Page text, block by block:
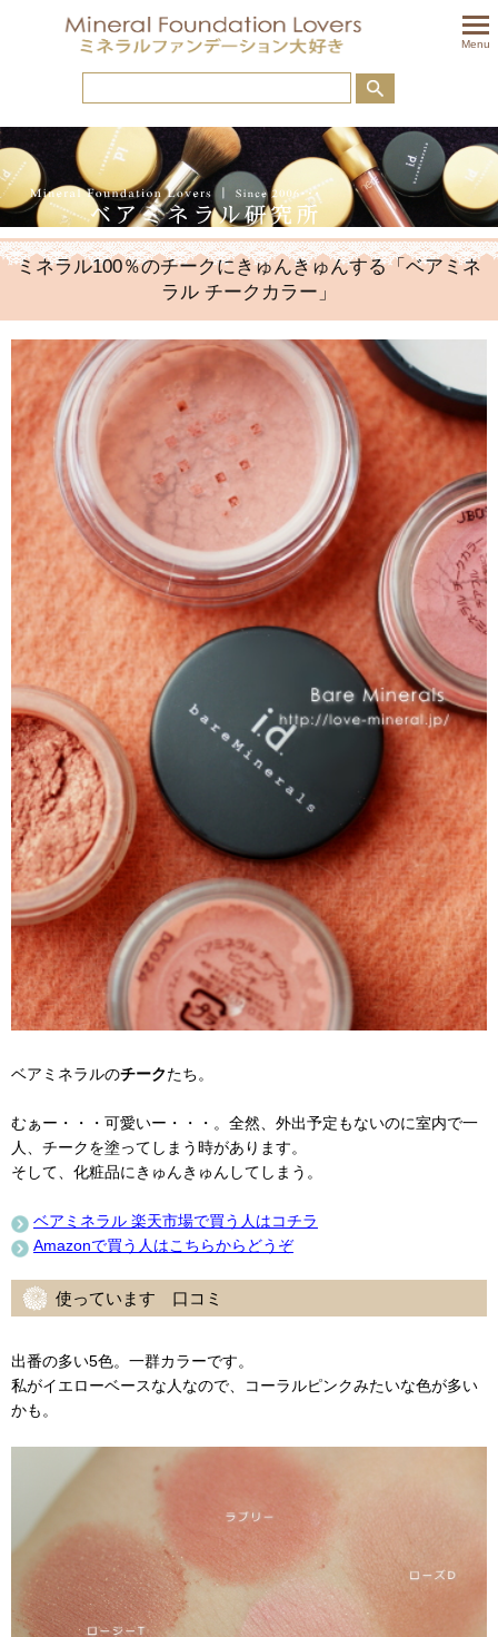
Menu
ミネラル100％のチークにきゅんきゅんする「ベアミネ
ラル チークカラー」
ベアミネラルのチークたち。
むぁー・・・可愛いー・・・。全然、外出予定もないのに室内で一
人、チークを塗ってしまう時があります。
そして、化粧品にきゅんきゅんしてしまう。
ベアミネラル 楽天市場で買う人はコチラ
Amazonで買う人はこちらからどうぞ
使っています 口コミ
出番の多い5色。一群カラーです。
私がイエローベースな人なので、コーラルピンクみたいな色が多い
かも。